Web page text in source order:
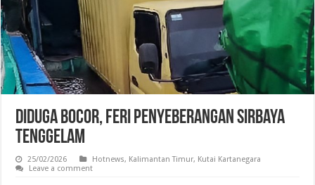
Diduga Bocor, Feri Penyeberangan Sirbaya
Tenggelam
25/02/2026 Hotnews, Kalimantan Timur, Kutai Kartanegara
Leave a comment